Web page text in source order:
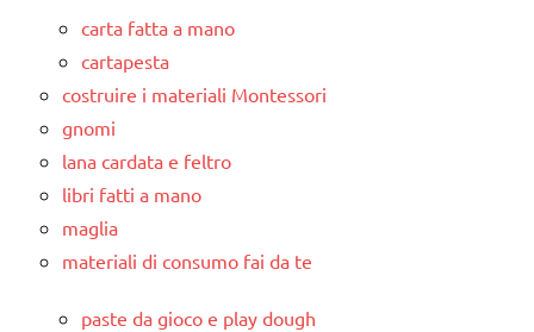
carta fatta a mano
cartapesta
costruire i materiali Montessori
gnomi
lana cardata e feltro
libri fatti a mano
maglia
materiali di consumo fai da te
paste da gioco e play dough